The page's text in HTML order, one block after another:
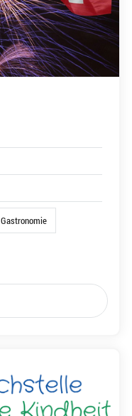
Gastronomie